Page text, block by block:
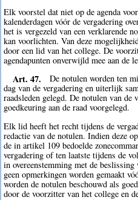
Elk voorstel dat niet op de agenda
kalenderdagen vóór de vergadering
het is vergezeld van een verklarende
kan voorlichten. Van deze
door een lid van het college. De
agendapunten onverwijld mee aan de
Art. 47.
De notulen worden ten
dag van de vergadering en uiterlijk
raadsleden gelegd. De notulen van de
goedkeuring aan de raad voorgelegd.
Elk lid heeft het recht tijdens de
redactie van de notulen. Indien deze
de in artikel 109 bedoelde
vergadering of ten laatste tijdens de
in overeenstemming met de
geen opmerkingen worden gemaakt
worden de notulen beschouwd als
door de voorzitter van het college en